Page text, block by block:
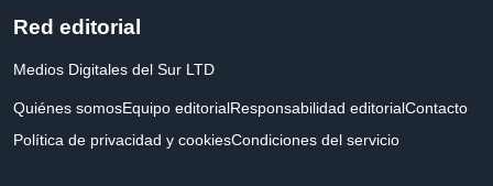
Red editorial
Medios Digitales del Sur LTD
Quiénes somosEquipo editorialResponsabilidad editorialContacto
Política de privacidad y cookiesCondiciones del servicio